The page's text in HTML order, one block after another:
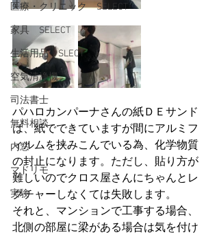
医療・クリニック SELECT
家具 SELECT
生活用品 SLECT
空気清浄機
司法書士
無料相談
内窓
マドリモ
実験
パハロカンパーナさんの紙ＤＥサンド
は、紙でできていますが間にアルミフ
ィルムを挟みこんでいる為、化学物質
の封止になります。ただし、貼り方が
難しいのでクロス屋さんにちゃんとレ
クチャーしなくては失敗します。
それと、マンションで工事する場合、
北側の部屋に梁がある場合は気を付け